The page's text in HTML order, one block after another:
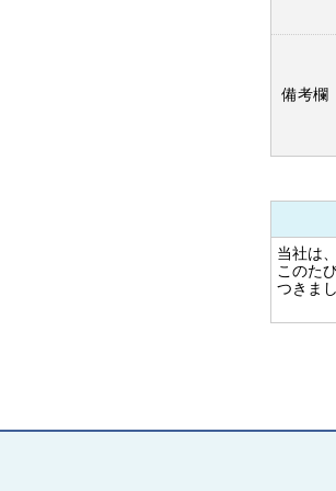
備考欄
当社は
このた
つきま
1.個人
法令と
2.当社
・不動